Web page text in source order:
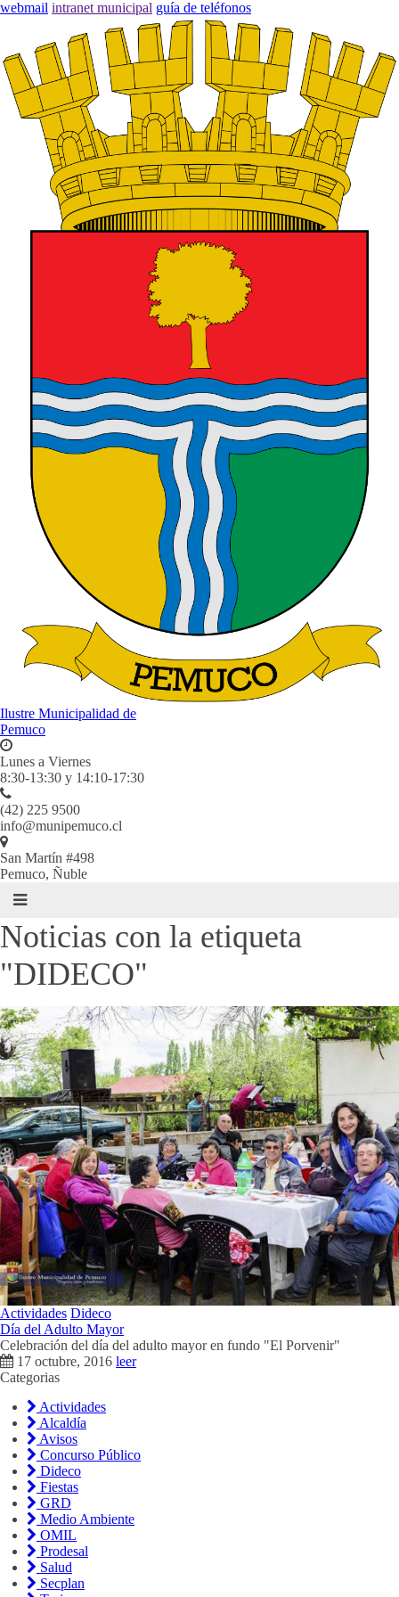
webmail intranet municipal guía de teléfonos
Ilustre Municipalidad de
Pemuco
Lunes a Viernes
8:30-13:30 y 14:10-17:30
(42) 225 9500
info@munipemuco.cl
San Martín #498
Pemuco, Ñuble
Noticias con la etiqueta
"DIDECO"
Actividades Dideco
Día del Adulto Mayor
Celebración del día del adulto mayor en fundo "El Porvenir"
17 octubre, 2016 leer
Categorias
Actividades
Alcaldía
Avisos
Concurso Público
Dideco
Fiestas
GRD
Medio Ambiente
OMIL
Prodesal
Salud
Secplan